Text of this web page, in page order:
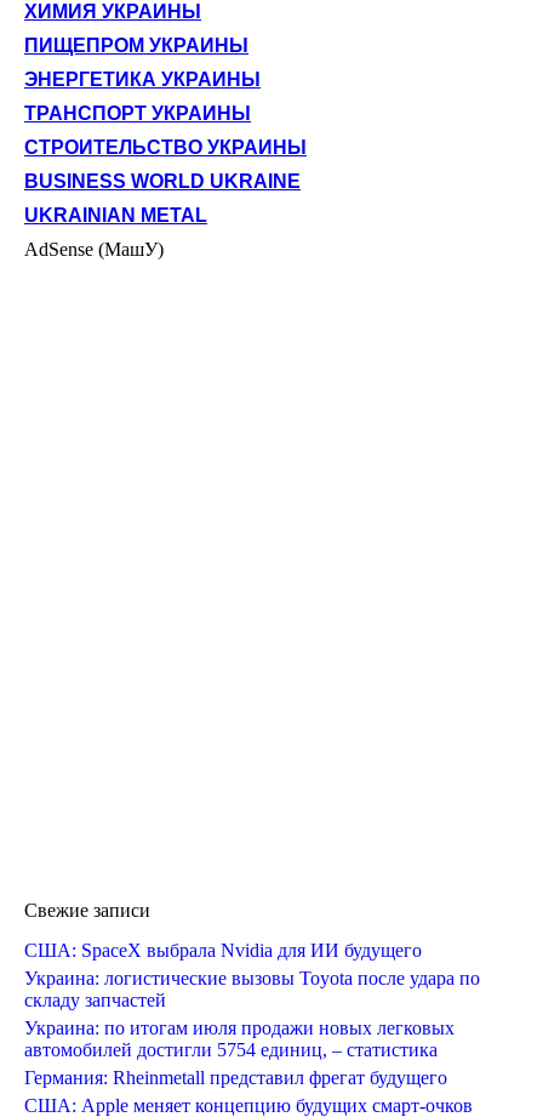
ХИМИЯ УКРАИНЫ
ПИЩЕПРОМ УКРАИНЫ
ЭНЕРГЕТИКА УКРАИНЫ
ТРАНСПОРТ УКРАИНЫ
СТРОИТЕЛЬСТВО УКРАИНЫ
BUSINESS WORLD UKRAINE
UKRAINIAN METAL
AdSense (МашУ)
Свежие записи
США: SpaceX выбрала Nvidia для ИИ будущего
Украина: логистические вызовы Toyota после удара по
складу запчастей
Украина: по итогам июля продажи новых легковых
автомобилей достигли 5754 единиц, – статистика
Германия: Rheinmetall представил фрегат будущего
США: Apple меняет концепцию будущих смарт-очков